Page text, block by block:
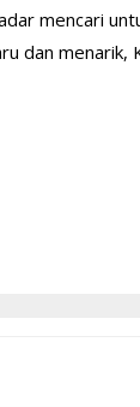
mencari
dan menarik,